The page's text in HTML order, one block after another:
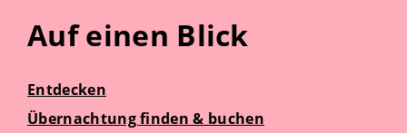
Auf einen Blick
Entdecken
Übernachtung finden & buchen